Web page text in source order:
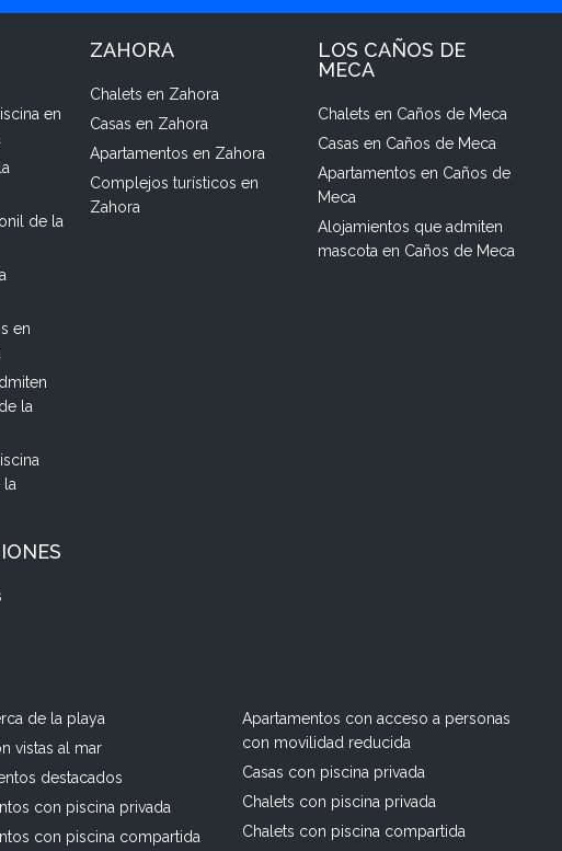
en
de la
en
la
la
ZAHORA
Chalets en Zahora
Casas en Zahora
Apartamentos en Zahora
Complejos turísticos en
Zahora
LOS CAÑOS DE
MECA
Chalets en Caños de Meca
Casas en Caños de Meca
Apartamentos en Caños de
Meca
Alojamientos que admiten
mascota en Caños de Meca
de la playa
vistas al mar
destacados
con piscina privada
con piscina compartida
Apartamentos con acceso a personas
con movilidad reducida
Casas con piscina privada
Chalets con piscina privada
Chalets con piscina compartida